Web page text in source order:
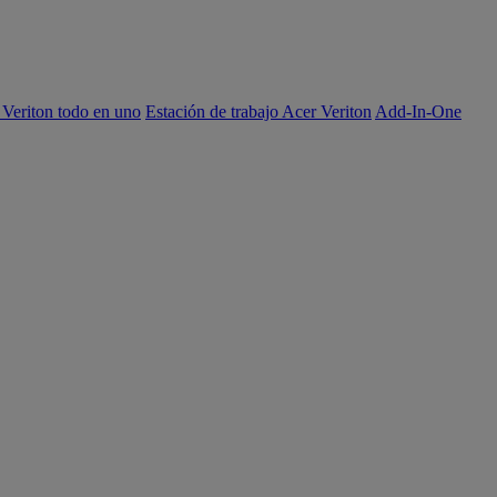
todo en uno Estación de trabajo Acer Veriton Add-In-One